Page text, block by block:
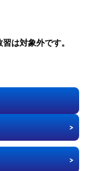
は対象外です。